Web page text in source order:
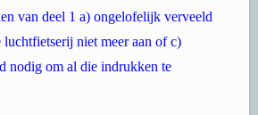
van deel 1 a) ongelofelijk verveeld
niet meer aan of c)
nodig om al die indrukken te